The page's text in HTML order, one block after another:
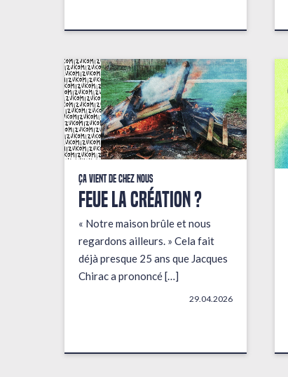
Ça vient de chez nous
FEUE LA CRÉATION ?
« Notre maison brûle et nous
regardons ailleurs. » Cela fait
déjà presque 25 ans que Jacques
Chirac a prononcé […]
29.04.2026